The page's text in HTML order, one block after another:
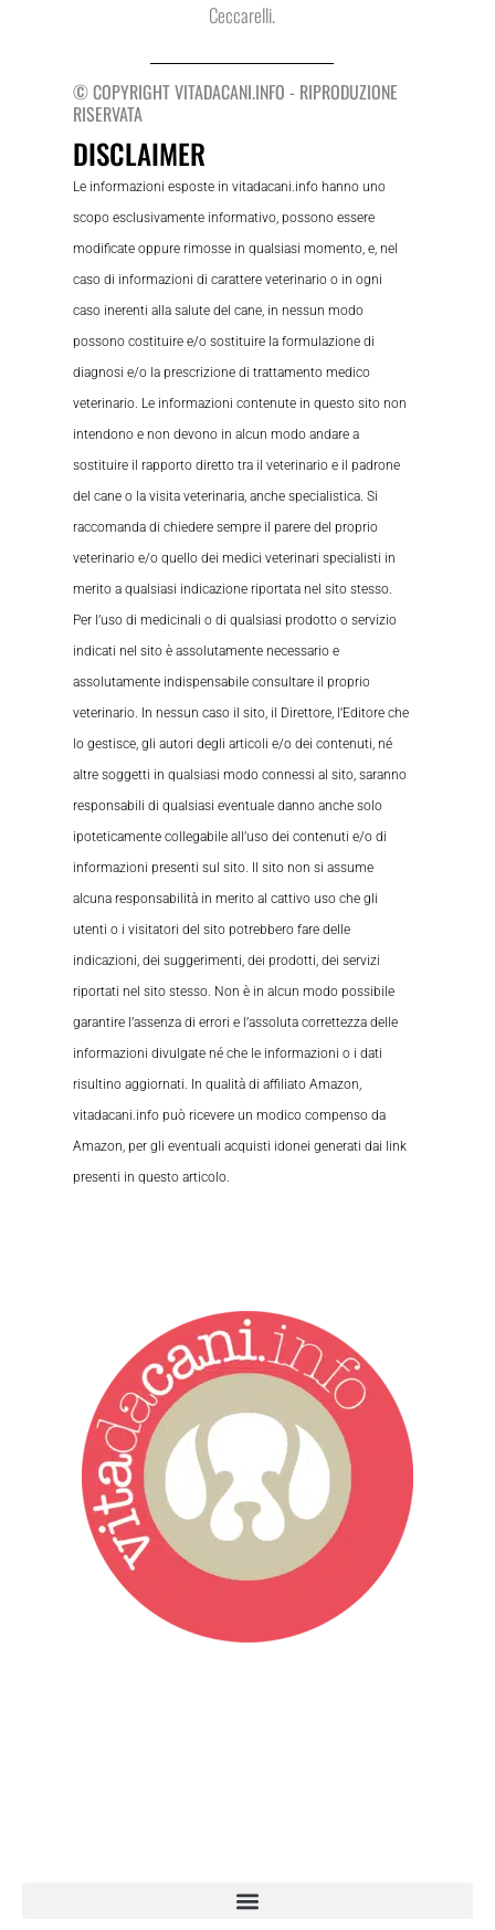
Ceccarelli.
© COPYRIGHT VITADACANI.INFO - RIPRODUZIONE
RISERVATA
DISCLAIMER
Le informazioni esposte in vitadacani.info hanno uno
scopo esclusivamente informativo, possono essere
modificate oppure rimosse in qualsiasi momento, e, nel
caso di informazioni di carattere veterinario o in ogni
caso inerenti alla salute del cane, in nessun modo
possono costituire e/o sostituire la formulazione di
diagnosi e/o la prescrizione di trattamento medico
veterinario. Le informazioni contenute in questo sito non
intendono e non devono in alcun modo andare a
sostituire il rapporto diretto tra il veterinario e il padrone
del cane o la visita veterinaria, anche specialistica. Si
raccomanda di chiedere sempre il parere del proprio
veterinario e/o quello dei medici veterinari specialisti in
merito a qualsiasi indicazione riportata nel sito stesso.
Per l’uso di medicinali o di qualsiasi prodotto o servizio
indicati nel sito è assolutamente necessario e
assolutamente indispensabile consultare il proprio
veterinario. In nessun caso il sito, il Direttore, l’Editore che
lo gestisce, gli autori degli articoli e/o dei contenuti, né
altre soggetti in qualsiasi modo connessi al sito, saranno
responsabili di qualsiasi eventuale danno anche solo
ipoteticamente collegabile all’uso dei contenuti e/o di
informazioni presenti sul sito. Il sito non si assume
alcuna responsabilità in merito al cattivo uso che gli
utenti o i visitatori del sito potrebbero fare delle
indicazioni, dei suggerimenti, dei prodotti, dei servizi
riportati nel sito stesso. Non è in alcun modo possibile
garantire l’assenza di errori e l’assoluta correttezza delle
informazioni divulgate né che le informazioni o i dati
risultino aggiornati. In qualità di affiliato Amazon,
vitadacani.info può ricevere un modico compenso da
Amazon, per gli eventuali acquisti idonei generati dai link
presenti in questo articolo.